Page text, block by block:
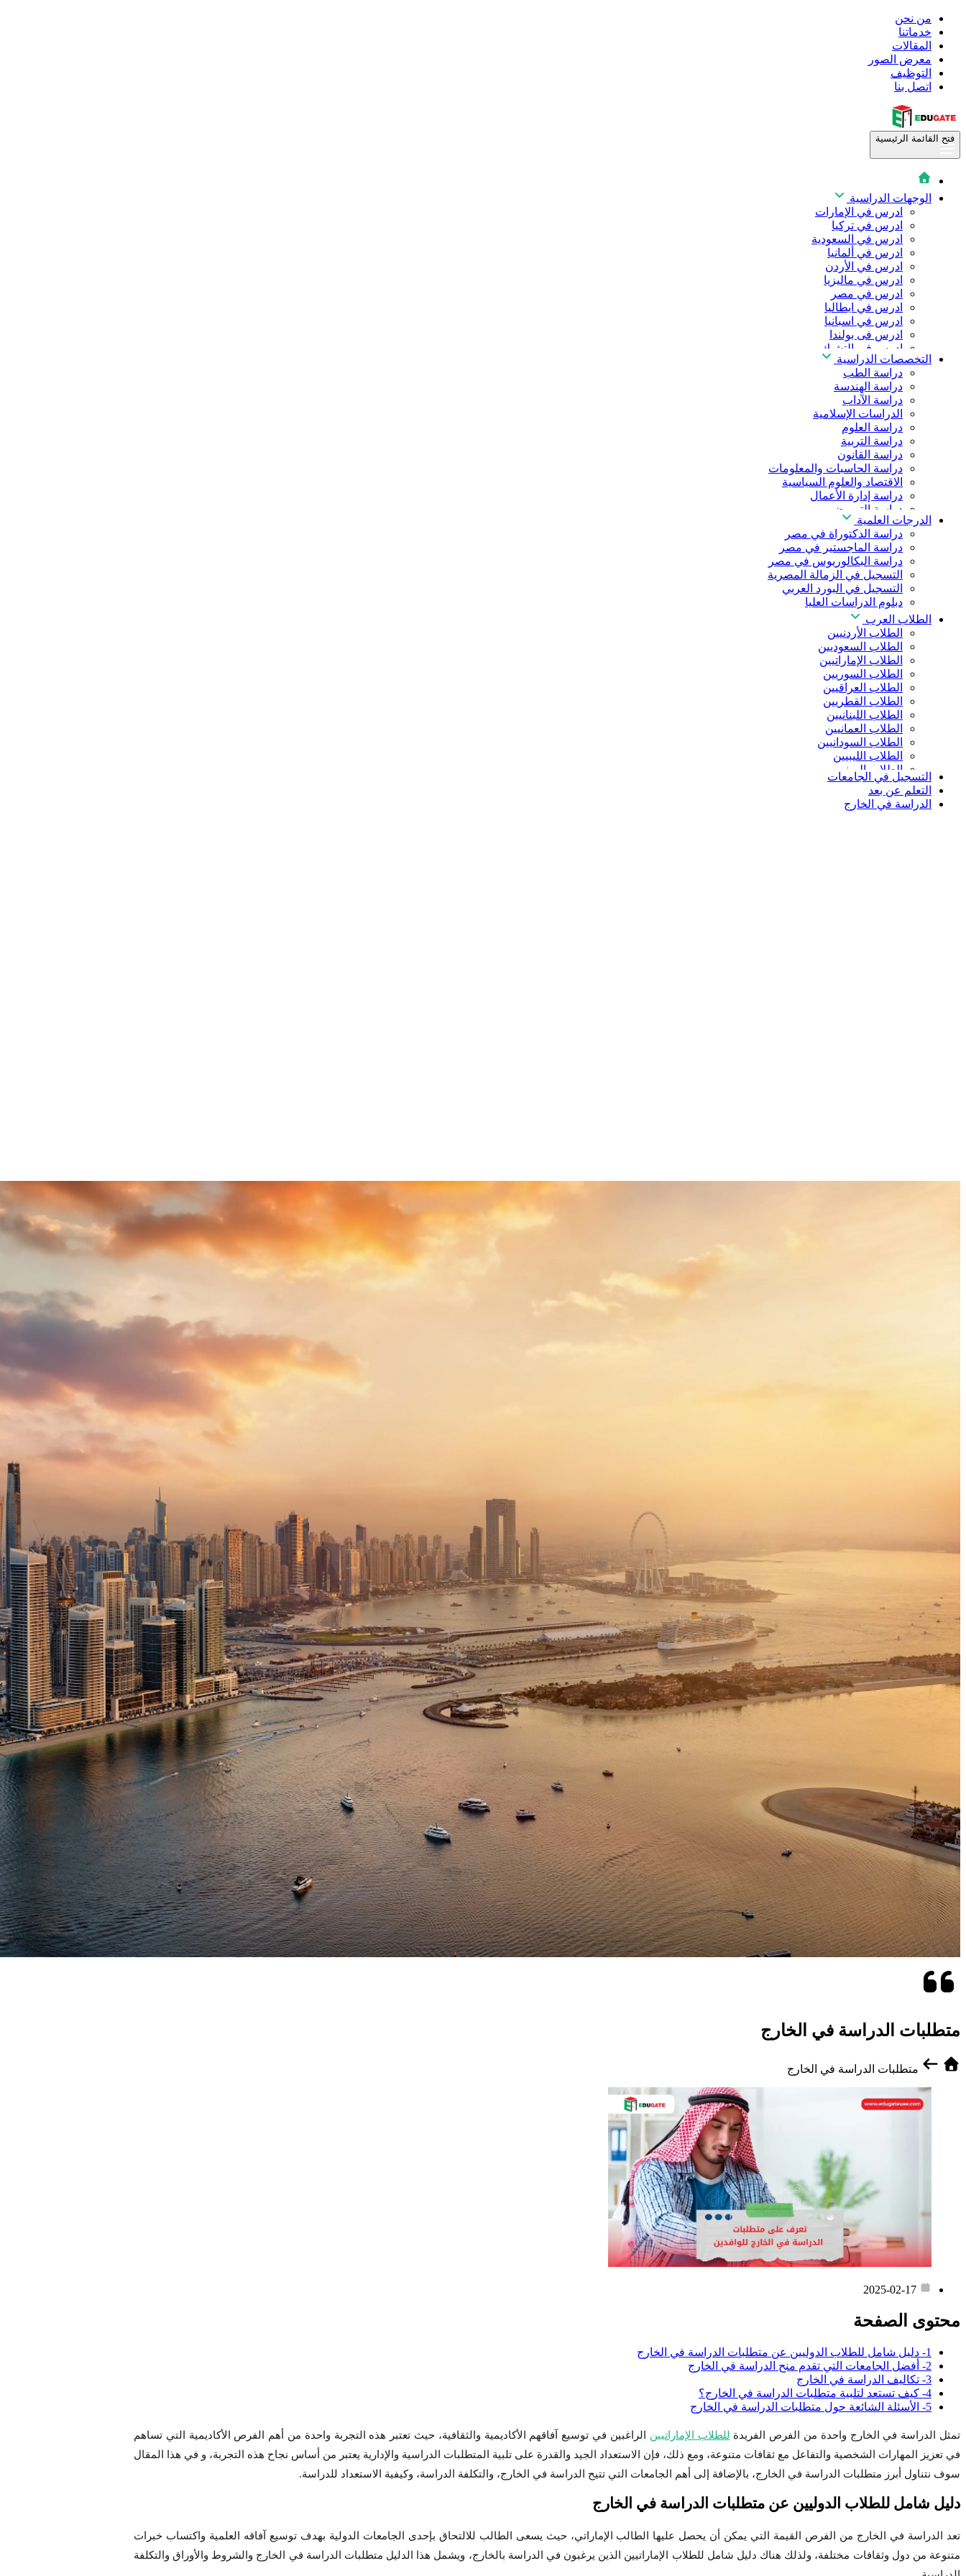
من نحن
خدماتنا
المقالات
معرض الصور
التوظيف
اتصل بنا
فتح القائمة الرئيسية
الوجهات الدراسية
ادرس في الإمارات
ادرس في تركيا
ادرس في السعودية
ادرس في ألمانيا
ادرس في الأردن
ادرس في ماليزيا
ادرس في مصر
ادرس في ايطاليا
ادرس في اسبانيا
ادرس فى بولندا
ادرس فى التشيك
ادرس في المجر
ادرس في الصين
التخصصات الدراسية
دراسة الطب
دراسة الهندسة
دراسة الآداب
الدراسات الإسلامية
دراسة العلوم
دراسة التربية
دراسة القانون
دراسة الحاسبات والمعلومات
الاقتصاد والعلوم السياسية
دراسة إدارة الأعمال
دراسة التمريض
دراسة طب الأسنان
دراسة الصيدلة
دراسة العلوم الصحية
دراسة العلاج الطبيعي
دراسة الذكاء الاصطناعي
دراسة الأمن السيبراني
الدرجات العلمية
دراسة الدكتوراة في مصر
دراسة الماجستير في مصر
دراسة البكالوريوس في مصر
التسجيل في الزمالة المصرية
التسجيل في البورد العربي
دبلوم الدراسات العليا
الطلاب العرب
الطلاب الأردنيين
الطلاب السعوديين
الطلاب الإماراتيين
الطلاب السوريين
الطلاب العراقيين
الطلاب القطريين
الطلاب اللبنانيين
الطلاب العمانيين
الطلاب السودانيين
الطلاب الليبيين
الطلاب اليمنيين
التسجيل في الجامعات
التعلم عن بعد
الدراسة في الخارج
متطلبات الدراسة في الخارج
متطلبات الدراسة في الخارج
2025-02-17
محتوى الصفحة
1- دليل شامل للطلاب الدوليين عن متطلبات الدراسة في الخارج
2- أفضل الجامعات التي تقدم منح الدراسة في الخارج
3- تكاليف الدراسة في الخارج
4- كيف تستعد لتلبية متطلبات الدراسة في الخارج؟
5- الأسئلة الشائعة حول متطلبات الدراسة في الخارج
تمثل الدراسة في الخارج واحدة من الفرص الفريدة للطلاب الإماراتيين الراغبين في توسيع آفاقهم الأكاديمية والثقافية، حيث تعتبر هذه التجربة واحدة من أهم الفرص الأكاديمية التي تساهم
في تعزيز المهارات الشخصية والتفاعل مع ثقافات متنوعة، ومع ذلك، فإن الاستعداد الجيد والقدرة على تلبية المتطلبات الدراسية والإدارية يعتبر من أساس نجاح هذه التجربة، و في هذا المقال
سوف نتناول أبرز متطلبات الدراسة في الخارج، بالإضافة إلى أهم الجامعات التي تتيح الدراسة في الخارج، والتكلفة الدراسة، وكيفية الاستعداد للدراسة.
دليل شامل للطلاب الدوليين عن متطلبات الدراسة في الخارج
تعد الدراسة في الخارج من الفرص القيمة التي يمكن أن يحصل عليها الطالب الإماراتي، حيث يسعى الطالب للالتحاق بإحدى الجامعات الدولية بهدف توسيع آفاقه العلمية واكتساب خبرات
متنوعة من دول وثقافات مختلفة، ولذلك هناك دليل شامل للطلاب الإماراتيين الذين يرغبون في الدراسة بالخارج، ويشمل هذا الدليل متطلبات الدراسة في الخارج والشروط والأوراق والتكلفة